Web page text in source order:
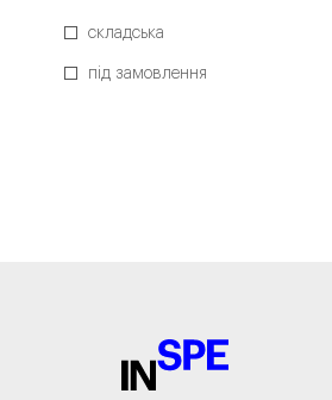
складська
під замовлення